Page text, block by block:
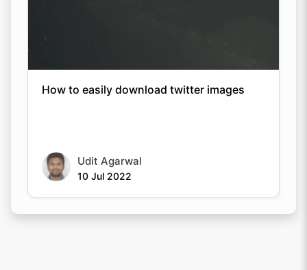
How to easily download twitter images
Udit Agarwal
10 Jul 2022